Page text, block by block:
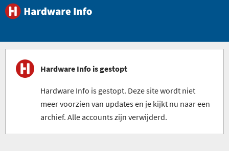
Hardware Info is gestopt
Hardware Info is gestopt. Deze site wordt niet
meer voorzien van updates en je kijkt nu naar een
archief. Alle accounts zijn verwijderd.